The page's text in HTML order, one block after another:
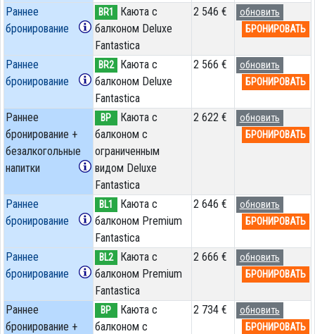
Раннее
бронирование
BR1
Каюта с
балконом Deluxe
Fantastica
2 546 €
обновить
БРОНИРОВАТЬ
Раннее
бронирование
BR2
Каюта с
балконом Deluxe
Fantastica
2 566 €
обновить
БРОНИРОВАТЬ
Раннее
бронирование +
безалкогольные
напитки
BP
Каюта с
балконом c
ограниченным
видом Deluxe
Fantastica
2 622 €
обновить
БРОНИРОВАТЬ
Раннее
бронирование
BL1
Каюта с
балконом Premium
Fantastica
2 646 €
обновить
БРОНИРОВАТЬ
Раннее
бронирование
BL2
Каюта с
балконом Premium
Fantastica
2 666 €
обновить
БРОНИРОВАТЬ
Раннее
бронирование +
BP
Каюта с
балконом c
2 734 €
обновить
БРОНИРОВАТЬ